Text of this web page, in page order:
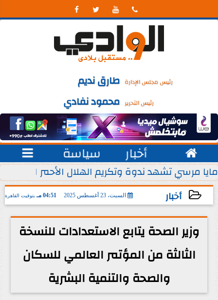
   
رئيس مجلس الإدارة طارق نديم
رئيس التحرير محمود نفادي
 أخبار سياسة 
يوليو من كل عام
مايا مرسي تشهد ندوة وتكريم الهلال الأحمر
أخبار السبت، 23 أغسطس 2025 04:51 مـ بتوقيت القاهرة
2025-08-23 16:51:24
وزير الصحة يتابع الاستعدادات للنسخة
الثالثة من المؤتمر العالمي للسكان
والصحة والتنمية البشرية